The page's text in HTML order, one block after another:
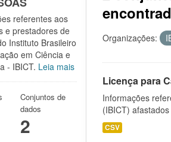
Organizações:
Licença para
Informações
(IBICT)
CSV
referentes aos
e prestadores de
Instituto Brasileiro
em Ciência e
- IBICT. Leia mais
Conjuntos de
dados
2